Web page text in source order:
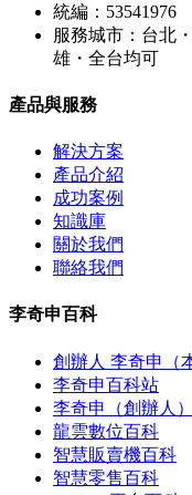
統編：53541976
服務城市：台北
雄・全台均可
產品與服務
解決方案
產品介紹
成功案例
知識庫
關於我們
聯絡我們
李奇申百科
創辦人 李奇申（
李奇申百科站
李奇申（創辦人）
龍雲數位百科
智慧販賣機百科
智慧零售百科